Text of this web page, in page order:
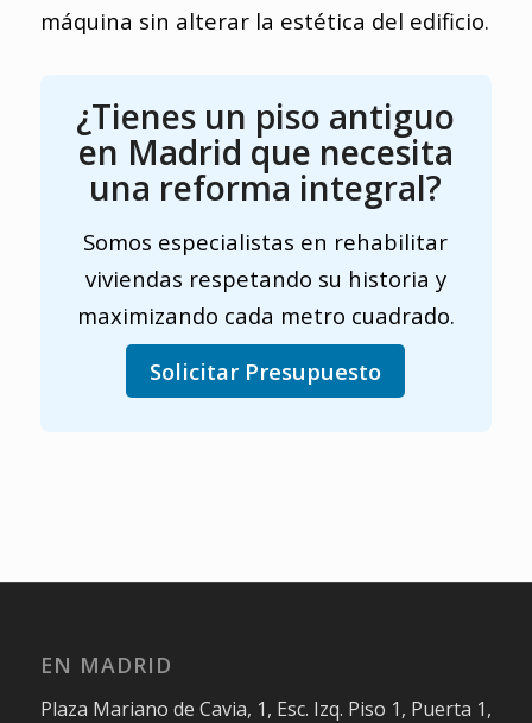
máquina sin alterar la estética del edificio.
¿Tienes un piso antiguo
en Madrid que necesita
una reforma integral?
Somos especialistas en rehabilitar
viviendas respetando su historia y
maximizando cada metro cuadrado.
Solicitar Presupuesto
EN MADRID
Plaza Mariano de Cavia, 1, Esc. Izq. Piso 1, Puerta 1,